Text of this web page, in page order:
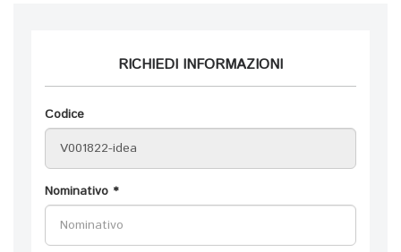
RICHIEDI INFORMAZIONI
Codice
Nominativo *